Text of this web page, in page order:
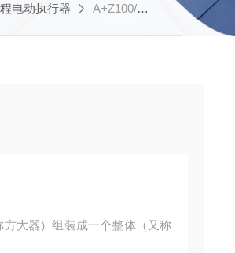
电动执行器 A+Z100/K1225RS485总线协议直行程电动执行器
大器）组装成一个整体（又称